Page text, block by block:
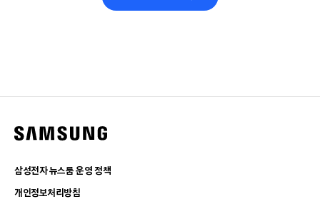
삼성전자 뉴스룸 운영 정책
개인정보처리방침